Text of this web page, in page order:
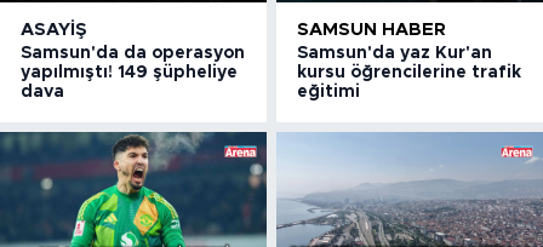
ASAYIŞ
Samsun'da da operasyon
yapılmıştı! 149 şüpheliye
dava
SAMSUN HABER
Samsun'da yaz Kur'an
kursu öğrencilerine trafik
eğitimi